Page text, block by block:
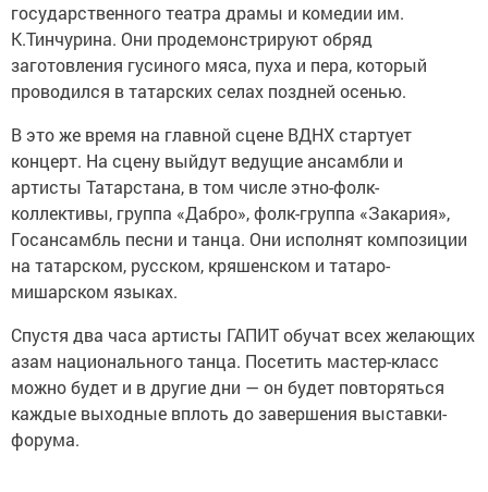
государственного театра драмы и комедии им.
К.Тинчурина. Они продемонстрируют обряд
заготовления гусиного мяса, пуха и пера, который
проводился в татарских селах поздней осенью.
В это же время на главной сцене ВДНХ стартует
концерт. На сцену выйдут ведущие ансамбли и
артисты Татарстана, в том числе этно-фолк-
коллективы, группа «Дабро», фолк-группа «Закария»,
Госансамбль песни и танца. Они исполнят композиции
на татарском, русском, кряшенском и татаро-
мишарском языках.
Спустя два часа артисты ГАПИТ обучат всех желающих
азам национального танца. Посетить мастер-класс
можно будет и в другие дни — он будет повторяться
каждые выходные вплоть до завершения выставки-
форума.